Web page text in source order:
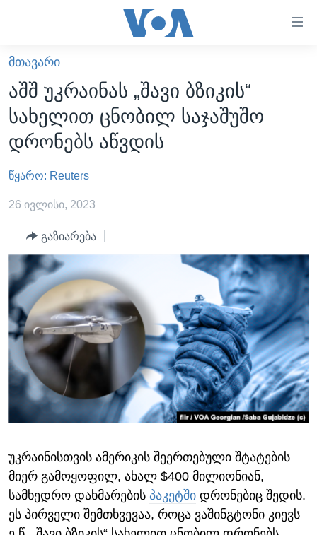
ხელმისაწვდომობისთვის
გადადით
მთავარზე
გადადით
მთავარ
ნავიგაციაზე
გადადით
ძიებაზე
ᲐᲮᲐᲚᲘ ᲐᲛᲑᲔᲑᲘ
ᲡᲐᲥᲐᲠᲗᲕᲔᲚᲝ
ᲐᲨᲨ
ᲐᲨᲨ-ᲘᲡ ᲐᲠᲩᲔᲕᲜᲔᲑᲘ 2024
ᲛᲡᲝᲤᲚᲘᲝ
ᲕᲘᲓᲔᲝᲔᲑᲘ
ᲒᲐᲓᲐᲪᲔᲛᲔᲑᲘ
ᲕᲐᲨᲘᲜᲒᲢᲝᲜᲘ ᲓᲦᲔᲡ
ᲮᲔᲓᲕᲐ ᲕᲐᲨᲘᲜᲒᲢᲝᲜᲘᲓᲐᲜ
ᲡᲢᲣᲓᲘᲐ ᲕᲐᲨᲘᲜᲒᲢᲝᲜᲘ
ᲡᲮᲕᲐ ᲡᲘᲐᲮᲚᲔᲔᲑᲘ
ᲞᲝᲚᲘᲢᲘᲙᲐ
ᲔᲙᲝᲜᲝᲛᲘᲙᲐ
ᲯᲐᲜᲛᲠᲗᲔᲚᲝᲑᲐ
ᲛᲔᲪᲜᲘᲔᲠᲔᲑᲐ
ᲘᲜᲢᲔᲠᲕᲘᲣ
ᲒᲐᲚᲘᲚᲔᲝ
ᲓᲔᲖᲘᲜᲤᲝᲠᲛᲐᲪᲘᲐ
ᲠᲣᲡᲔᲗᲘᲡ ᲨᲔᲭᲠᲐ ᲣᲙᲠᲐᲘᲜᲐᲨᲘ
Learning English
ᲗᲕᲐᲚᲘ ᲒᲕᲐᲓᲔᲕᲜᲔᲗ
ᲛᲗᲐᲕᲐᲠᲘ
აშშ უკრაინას „შავი ბზიკის“
სახელით ცნობილ საჯაშუშო
დრონებს აწვდის
წყარო: Reuters
26 ივლისი, 2023
გაზიარება
უკრაინისთვის ამერიკის შეერთებული შტატების
მიერ გამოყოფილ, ახალ $400 მილიონიან,
სამხედრო დახმარების პაკეტში დრონებიც შედის.
ეს პირველი შემთხვევაა, როცა ვაშინგტონი კიევს